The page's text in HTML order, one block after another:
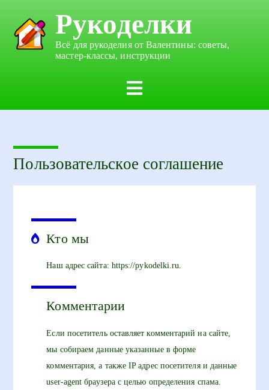
Рукоделки
Всё для рукоделия от Валентины: советы,
мастер-классы, инструкции
Пользовательское соглашение
Кто мы
Наш адрес сайта: https://pykodelki.ru.
Комментарии
Если посетитель оставляет комментарий на сайте,
мы собираем данные указанные в форме
комментария, а также IP адрес посетителя и данные
user-agent браузера с целью определения спама.